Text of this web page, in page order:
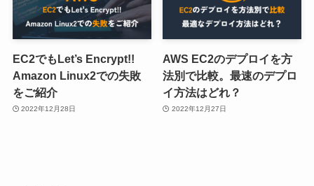
EC2でもLet’s Encrypt!!
Amazon Linux2での失敗
をご紹介
2022年12月28日
AWS EC2のデプロイを方
法別で比較。最速のデプロ
イ方法はどれ？
2022年12月27日